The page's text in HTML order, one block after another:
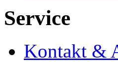
Service
Kontakt &